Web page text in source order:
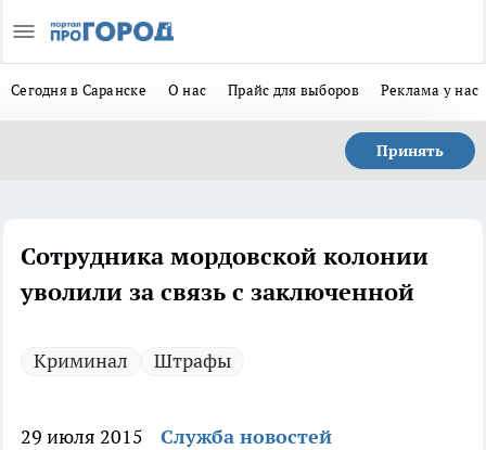
Сегодня в Саранске О нас Прайс для выборов Реклама у нас
Принять
Сотрудника мордовской колонии
уволили за связь с заключенной
Криминал Штрафы
29 июля 2015 Служба новостей